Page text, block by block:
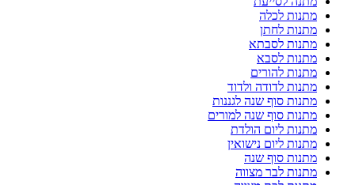
מתנות לכלה
מתנות לחתן
מתנות לסבתא
מתנות לסבא
מתנות להורים
מתנות לדודה ולדוד
מתנות סוף שנה לגננות
מתנות סוף שנה למורים
מתנות ליום הולדת
מתנות ליום נישואין
מתנות סוף שנה
מתנות לבר מצווה